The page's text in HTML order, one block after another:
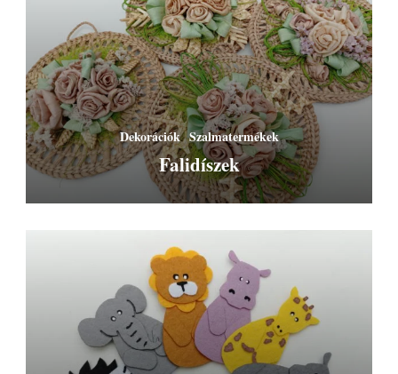
Dekorációk Szalmatermékek
Falidíszek